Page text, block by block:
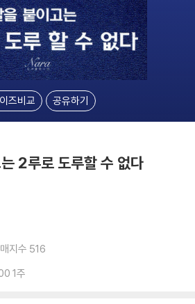
즈비교 공유하기
2루로 도루할 수 없다
지수 516
1주